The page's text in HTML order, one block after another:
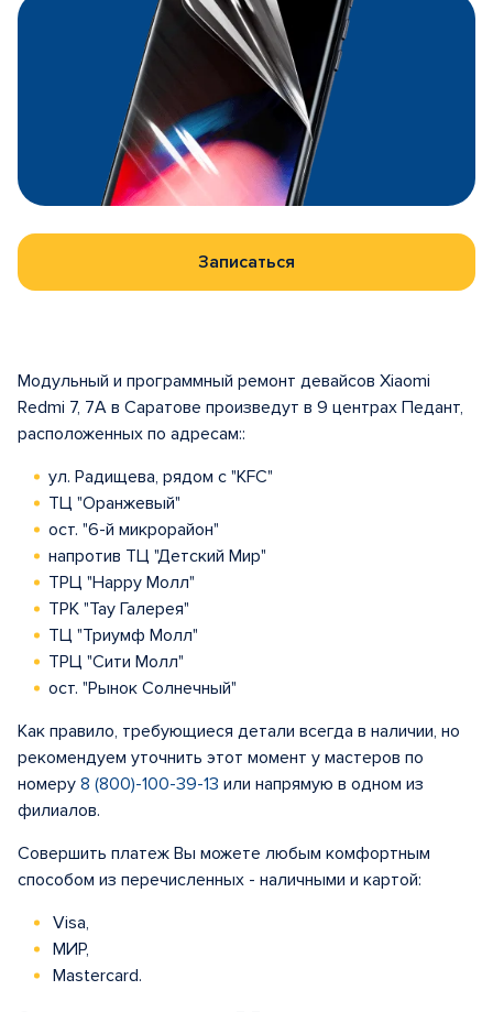
Записаться
Модульный и программный ремонт девайсов Xiaomi
Redmi 7, 7A в Саратове произведут в 9 центрах Педант,
расположенных по адресам::
ул. Радищева, рядом с "KFC"
ТЦ "Оранжевый"
ост. "6-й микрорайон"
напротив ТЦ "Детский Мир"
ТРЦ "Happy Молл"
ТРК "Тау Галерея"
ТЦ "Триумф Молл"
ТРЦ "Сити Молл"
ост. "Рынок Солнечный"
Как правило, требующиеся детали всегда в наличии, но
рекомендуем уточнить этот момент у мастеров по
номеру 8 (800)-100-39-13 или напрямую в одном из
филиалов.
Совершить платеж Вы можете любым комфортным
способом из перечисленных - наличными и картой:
Visa,
МИР,
Mastercard.